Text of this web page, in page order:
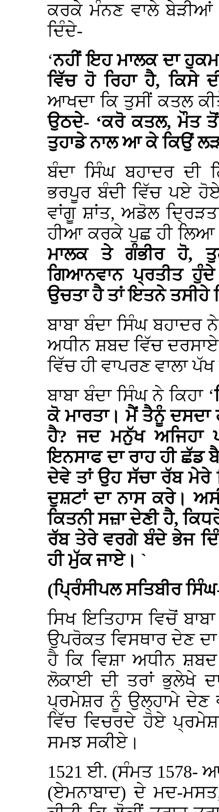
ਕਰਕੇ ਮੰਨਣ ਵਾਲੇ ਬੇੜੀਆਂ
ਦਿੰਦੇ-
‘ਨਹੀਂ ਇਹ ਮਾਲਕ ਦਾ
ਵਿੱਚ ਹੋ ਰਿਹਾ ਹੈ, ਕਿਸੇ
ਆਖਦਾ ਕਿ ਤੁਸੀਂ ਕਤਲ
ਉਠਦੇ- ‘ਕਰੋ ਕਤਲ, ਮੌਤ
ਤੁਹਾਡੇ ਨਾਲ ਆ ਕੇ ਕਿਉਂ
ਬੰਦਾ ਸਿੰਘ ਬਹਾਦਰ ਦੀ
ਭਰਪੂਰ ਬੰਦੀ ਵਿੱਚ ਪਏ
ਵਾਂਗੂ ਸ਼ਾਂਤ, ਅਡੋਲ
ਹੀਆ ਕਰਕੇ ਪੁਛ ਹੀ ਲਿਆ
ਮਾਲਕ ਤੇ ਗੰਭੀਰ ਹੋ,
ਗਿਆਨਵਾਨ ਪ੍ਰਤੀਤ
ਉਚਤਾ ਹੈ ਤਾਂ ਇਤਨੇ ਤਸੀਹੇ
ਬਾਬਾ ਬੰਦਾ ਸਿੰਘ
ਅਧੀਨ ਸ਼ਬਦ ਵਿੱਚ
ਵਿੱਚ ਹੀ ਵਾਪਰਣ ਵਾਲਾ
ਬਾਬਾ ਬੰਦਾ ਸਿੰਘ ਨੇ ਕਿਹਾ ‘
ਕੋ ਮਾਰਤਾ। ਮੈਂ ਤੈਨੂੰ ਦਸਦਾ
ਹੈ? ਜਦ ਮਨੁੱਖ ਅਜਿਹਾ
ਇਨਸਾਫ ਦਾ ਰਾਹ ਹੀ
ਦੇਵੇ ਤਾਂ ਉਹ ਸੱਚਾ ਰੱਬ ਮੇਰੇ
ਦੁਸ਼ਟਾਂ ਦਾ ਨਾਸ ਕਰੇ।
ਕਿਤਨੀ ਸਜ਼ਾ ਦੇਣੀ ਹੈ,
ਰੱਬ ਤੇਰੇ ਵਰਗੇ ਬੰਦੇ ਭੇਜ
ਹੀ ਮੁੱਕ ਜਾਏ। `
(ਪ੍ਰਿੰਸੀਪਲ ਸਤਿਬੀਰ
ਸਿਖ ਇਤਿਹਾਸ ਵਿਚੋਂ
ਉਪਰੋਕਤ ਵਿਸਥਾਰ ਦੇਣ
ਹੈ ਕਿ ਵਿਸ਼ਾ ਅਧੀਨ
ਲੋਕਾਈ ਦੀ ਤਰਾਂ ਭੁਲੇਖੇ
ਪ੍ਰਮੇਸ਼ਰ ਨੂੰ ਉਲ੍ਹਾਮੇ ਦੇਣ
ਵਿੱਚ ਵਿਚਰਦੇ ਹੋਏ
ਸਮਝ ਸਕੀਏ।
1521 ਈ. (ਸੰਮਤ 1578-
(ਏਮਨਾਬਾਦ) ਦੇ ਮਦ-